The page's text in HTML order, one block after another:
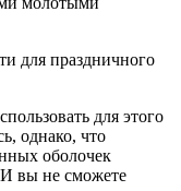
для этого
однако, что
оболочек
вы не сможете